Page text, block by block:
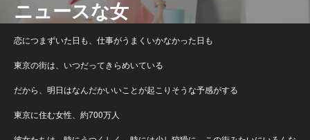
ニュースな女
恋につまずいた日も、仕事がうまくいかなかった日も
東京の街は、いつだってきらめいている
だから、明日はなんだかいいことが起こりそうな予感がする
東京に住む女性、約700万人